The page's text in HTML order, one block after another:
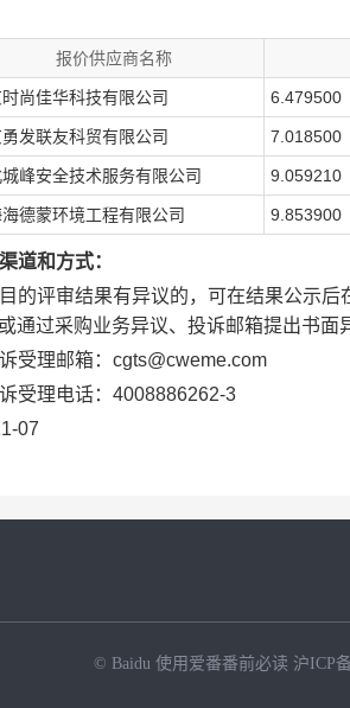
报价供应商名称
尚佳华科技有限公司 6.479500
发联友科贸有限公司 7.018500
峰安全技术服务有限公司 9.059210
海德蒙环境工程有限公司 9.853900
道和方式：
的评审结果有异议的，可在结果公示
通过采购业务异议、投诉邮箱提出书面
受理邮箱：cgts@cweme.com
受理电话：4008886262-3
07
© Baidu 使用爱番番前必读 沪ICP